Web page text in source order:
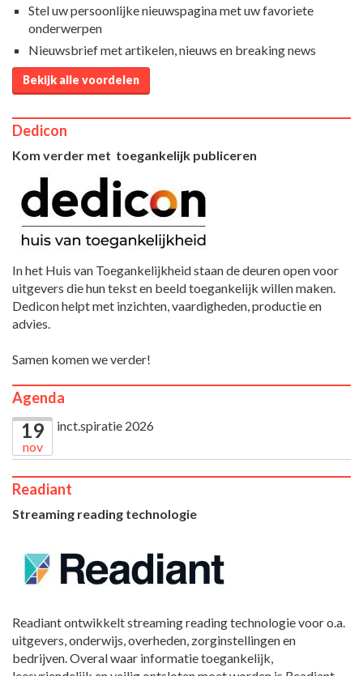
Stel uw persoonlijke nieuwspagina met uw favoriete
onderwerpen
Nieuwsbrief met artikelen, nieuws en breaking news
Bekijk alle voordelen
Dedicon
Kom verder met toegankelijk publiceren
In het Huis van Toegankelijkheid staan de deuren open voor
uitgevers die hun tekst en beeld toegankelijk willen maken.
Dedicon helpt met inzichten, vaardigheden, productie en
advies.
Samen komen we verder!
Agenda
19
nov
inct.spiratie 2026
Readiant
Streaming reading technologie
Readiant ontwikkelt streaming reading technologie voor o.a.
uitgevers, onderwijs, overheden, zorginstellingen en
bedrijven. Overal waar informatie toegankelijk,